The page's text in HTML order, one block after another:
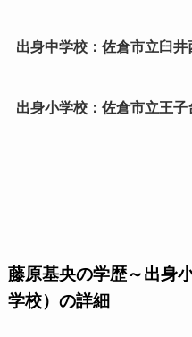
出身中学校：佐倉市立臼井
出身小学校：佐倉市立王子
藤原基央の学歴～出身
学校）の詳細